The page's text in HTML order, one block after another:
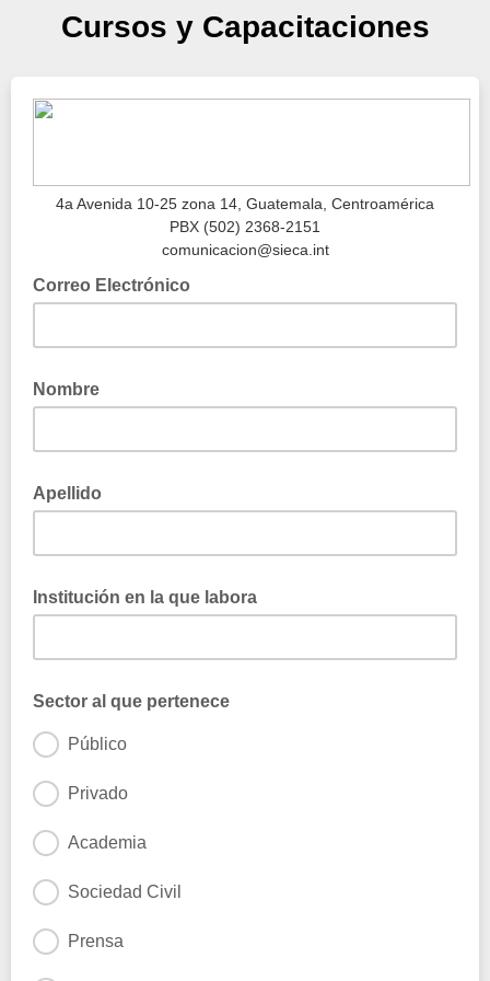
Cursos y Capacitaciones
4a Avenida 10-25 zona 14, Guatemala, Centroamérica
PBX (502) 2368-2151
comunicacion@sieca.int
Correo Electrónico
Nombre
Apellido
Institución en la que labora
Sector al que pertenece
Público
Privado
Academia
Sociedad Civil
Prensa